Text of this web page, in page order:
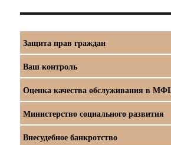
Защита прав граждан
Ваш контроль
Оценка качества обслуживания в
Министерство социального развития
Внесудебное банкротство